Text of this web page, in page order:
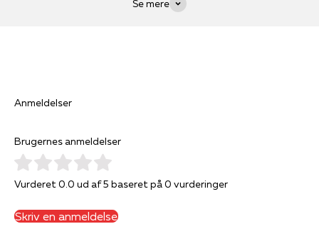
Se mere
Anmeldelser
Brugernes anmeldelser
Vurderet 0.0 ud af 5 baseret på 0 vurderinger
Skriv en anmeldelse